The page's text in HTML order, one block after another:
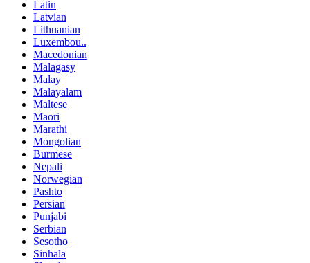
Latin
Latvian
Lithuanian
Luxembou..
Macedonian
Malagasy
Malay
Malayalam
Maltese
Maori
Marathi
Mongolian
Burmese
Nepali
Norwegian
Pashto
Persian
Punjabi
Serbian
Sesotho
Sinhala